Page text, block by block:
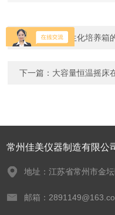
上一篇：细菌生化培养箱
下一篇： 大容量恒温摇床
常州佳美仪器制造有限公
地址：江苏省常州市金
邮箱：